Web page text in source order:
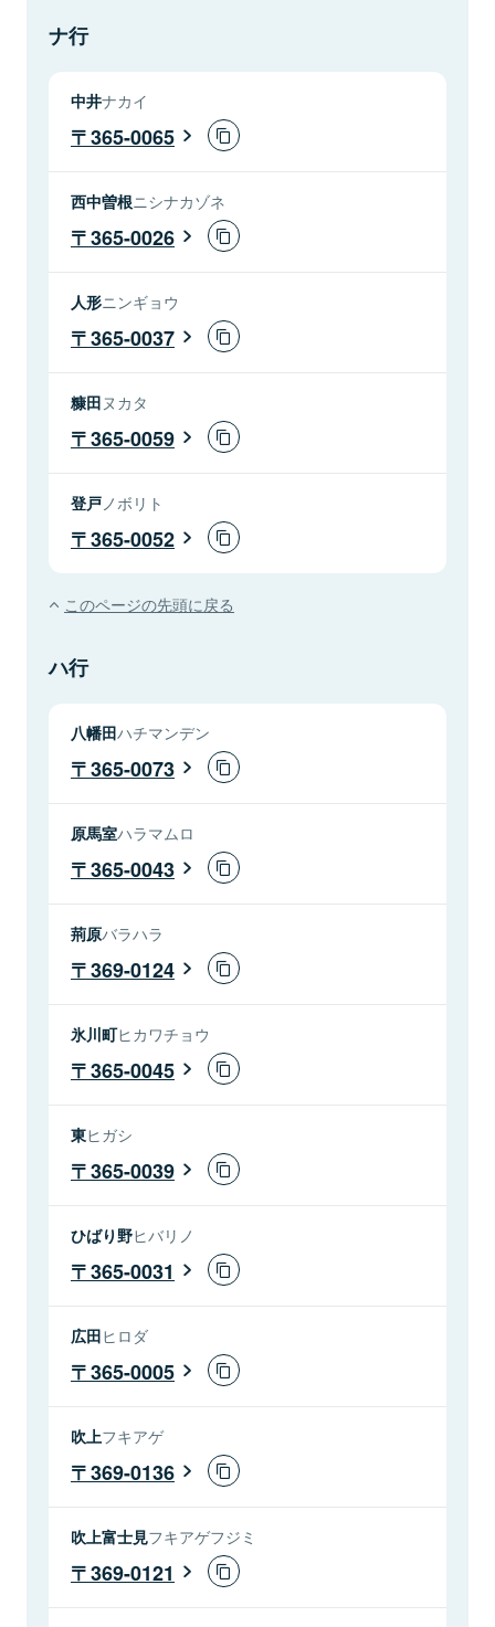
ナ行
中井ナカイ
365-0065
西中曽根ニシナカゾネ
365-0026
人形ニンギョウ
365-0037
糠田 ヌカタ
365-0059
登戸 ノボリト
365-0052
このページの先頭に戻る
ハ行
八幡田ハチマンデン
365-0073
原馬室ハラマムロ
365-0043
荊原バラハラ
369-0124
氷川町ヒカワチョウ
365-0045
東ヒガシ
365-0039
ひばり野ヒバリノ
365-0031
広田ヒロダ
365-0005
吹上フキアゲ
369-0136
吹上富士見フキアゲフジミ
369-0121